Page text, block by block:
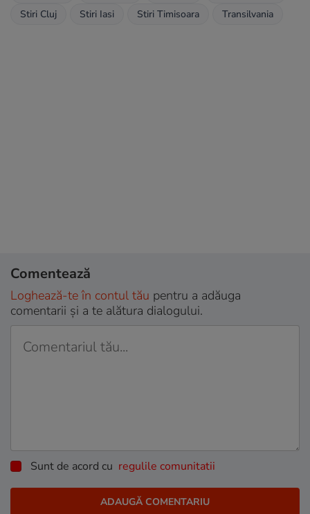
Stiri Cluj
Stiri Iasi Stiri Timisoara Transilvania
Comentează
Loghează-te în contul tău pentru a adăuga
comentarii și a te alătura dialogului.
Sunt de acord cu regulile comunitatii